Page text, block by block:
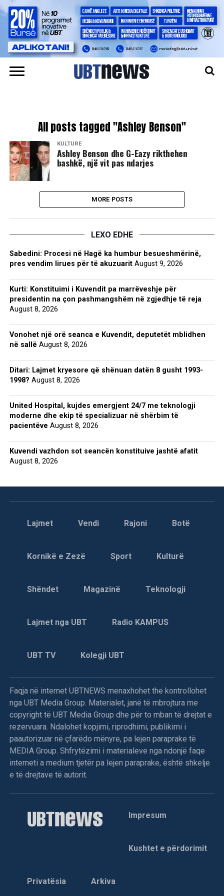
All posts tagged "Ashley Benson"
KULTURË
Ashley Benson dhe G-Eazy rikthehen
bashkë, një vit pas ndarjes
MORE POSTS
LEXO EDHE
Sabedini: Procesi në Hagë ka humbur besueshmërinë,
pres vendim lirues për të akuzuarit August 9, 2026
Kurti: Konstituimi i Kuvendit pa marrëveshje për
presidentin na çon pashmangshëm në zgjedhje të reja
August 8, 2026
Vonohet një orë seanca e Kuvendit, deputetët mblidhen
në sallë August 8, 2026
Ditari: Lajmet kryesore që shënuan datën 8 gusht 1993-
1998? August 8, 2026
United Hospital, kujdes emergjent 24/7 me teknologji
moderne dhe ekip të specializuar në shërbim të
pacientëve August 8, 2026
Kuvendi vazhdon sot seancën konstituive jashtë afatit
August 8, 2026
Lajmet Vendi Rajoni Botë
Kornikë e Zezë Sport Kulturë
Shëndet Magazinë Teknologji
Lajmet nga UBT Radio KAMPUS
UBT TV Kolegji UBT
Faqja në internet UBTNEWS menaxhohet the kontrollohet
nga UBT Media Group. Materialet, janë të mbrojtura me
copyright të UBT Media Group dhe për to mban të drejtat e
rezervuara. Ndalohet kopjimi, riprodhimi, publikimi i
paautorizuar në çfarëdo mënyre, pa lejen paraprake të
MEDIA Group. Shfrytëzimi i materialeve nga ndonjë faqe
interneti a medium tjetër pa lejen paraprake, është shkelje
e të drejtave të autorit.
Impresum
Kushtet e përdorimit
Privatësia Arkiva